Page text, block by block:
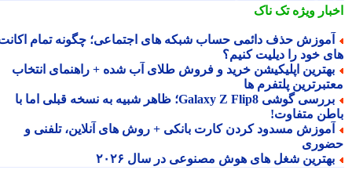
ویژهتک ناک
حذف دائمی حساب شبکه های اجتماعی؛ چگونه تمام اکانت
خود را دیلیت کنیم؟
اپلیکیشن خرید و فروش طلای آب شده + راهنمای انتخاب
پلتفرم ها
بررسی گوشی Galaxy Z Flip8؛ ظاهر شبیه به نسخه قبلی اما با
متفاوت!
مسدود کردن کارت بانکی + روش های آنلاین، تلفنی و
شغل های هوش مصنوعی در سال ۲۰۲۶